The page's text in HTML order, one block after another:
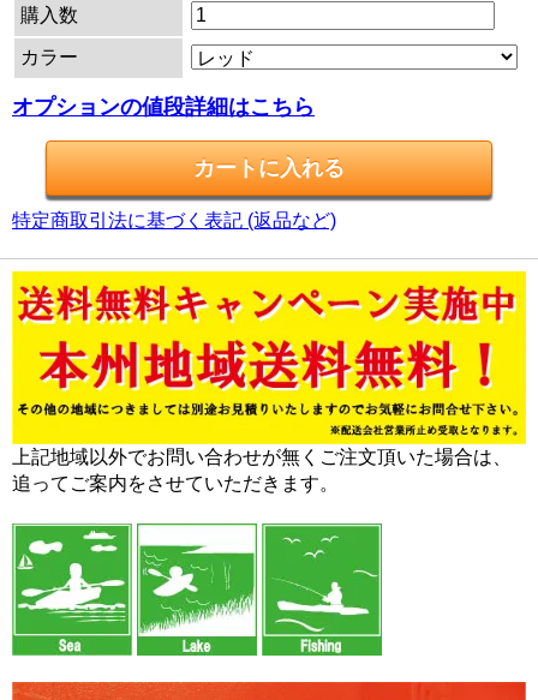
購入数
カラー
オプションの値段詳細はこちら
特定商取引法に基づく表記 (返品など)
上記地域以外でお問い合わせが無くご注文頂いた場合は、
追ってご案内をさせていただきます。